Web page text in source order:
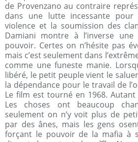
de Provenzano au contraire
dans une lutte incessante
violence et la soumission des
Damiani montre à l’inverse
pouvoir. Certes on n’hésite pas
mais c’est seulement dans
comme une funeste manie.
libéré, le petit peuple vient le
la dépendance pour le travail de
Le film est tourné en 1968.
Les choses ont beaucoup
seulement on n’y voit plus de
par des ânes, mais les gens
forçant le pouvoir de la mafia à